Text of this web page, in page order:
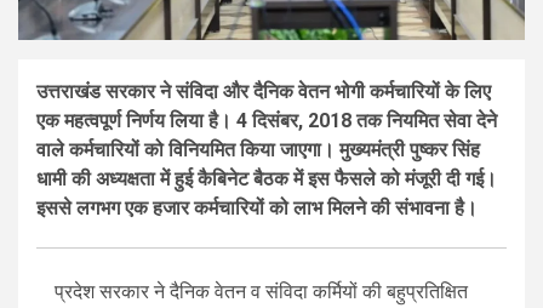
उत्तराखंड सरकार ने संविदा और दैनिक वेतन भोगी कर्मचारियों के लिए
एक महत्वपूर्ण निर्णय लिया है। 4 दिसंबर, 2018 तक नियमित सेवा देने
वाले कर्मचारियों को विनियमित किया जाएगा। मुख्यमंत्री पुष्कर सिंह
धामी की अध्यक्षता में हुई कैबिनेट बैठक में इस फैसले को मंजूरी दी गई।
इससे लगभग एक हजार कर्मचारियों को लाभ मिलने की संभावना है।
प्रदेश सरकार ने दैनिक वेतन व संविदा कर्मियों की बहुप्रतिक्षित